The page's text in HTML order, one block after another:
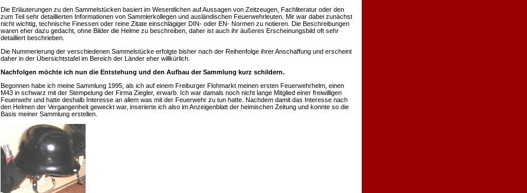
Die Erläuterungen zu den Sammelstücken basiert im Wesentlichen auf Aussagen von Zeitzeugen, Fachliteratur oder den
zum Teil sehr detaillierten Informationen von Sammlerkollegen und ausländischen Feuerwehrleuten. Mir war dabei zunächst
nicht wichtig, technische Finessen oder reine Zitate einschlägiger DIN- oder EN- Normen zu notieren. Die Beschreibungen
waren eher dazu gedacht, ohne Bilder die Helme zu beschreiben, daher ist auch ihr äußeres Erscheinungsbild oft sehr
detailliert beschrieben.
Die Nummerierung der verschiedenen Sammelstücke erfolgte bisher nach der Reihenfolge ihrer Anschaffung und erscheint
daher in der Übersichtstafel im Bereich der Länder eher willkürlich.
Nachfolgen möchte ich nun die Entstehung und den Aufbau der Sammlung kurz schildern.
Begonnen habe ich meine Sammlung 1995, als ich auf einem Freiburger Flohmarkt meinen ersten Feuerwehrhelm, einen
M43 in schwarz mit der Stempelung der Firma Ziegler, erwarb. Ich war damals noch nicht lange Mitglied einer freiwilligen
Feuerwehr und hatte deshalb Interesse an allem was mit der Feuerwehr zu tun hatte. Nachdem damit das Interesse nach
den Helmen der Vergangenheit geweckt war, inserierte ich also im Anzeigenblatt der heimischen Zeitung und konnte so die
Basis meiner Sammlung erstellen.